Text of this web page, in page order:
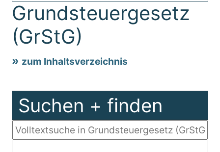
Grundsteuergesetz
(GrStG)
zum Inhaltsverzeichnis
Suchen + finden